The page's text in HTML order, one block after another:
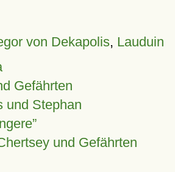
von Dekapolis, Lauduin
Gefährten
und Stephan
und Gefährten